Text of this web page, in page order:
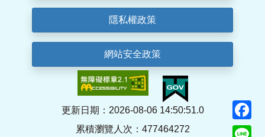
隱私權政策
網站安全政策
更新日期：2026-08-06 14:50:51.0
累積瀏覽人次：477464272